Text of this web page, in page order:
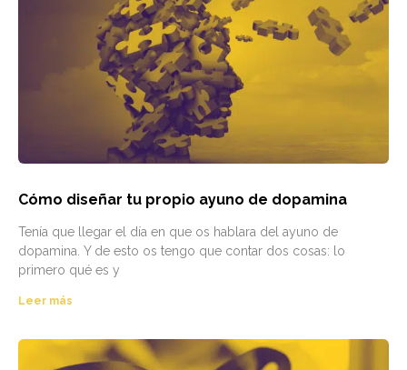
Cómo diseñar tu propio ayuno de dopamina
Tenía que llegar el día en que os hablara del ayuno de
dopamina. Y de esto os tengo que contar dos cosas: lo
primero qué es y
Leer más